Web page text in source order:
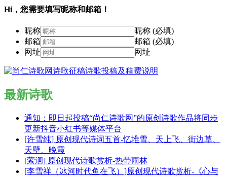
Hi，您需要填写昵称和邮箱！
昵称
昵称 (必填)
邮箱
邮箱 (必填)
网址
网址
最新诗歌
通知：即日起投稿“尚仁诗歌网”的原创诗歌作品将同步
更新抖音小红书等媒体平台
[许雪纯] 原创现代诗词五首-忆堆雪、天上飞、街边草、
天壁、晚霞
[萦洄] 原创现代诗歌赏析-热带雨林
[李雪祥（冰河时代鱼在飞）]原创现代诗歌赏析-《心与